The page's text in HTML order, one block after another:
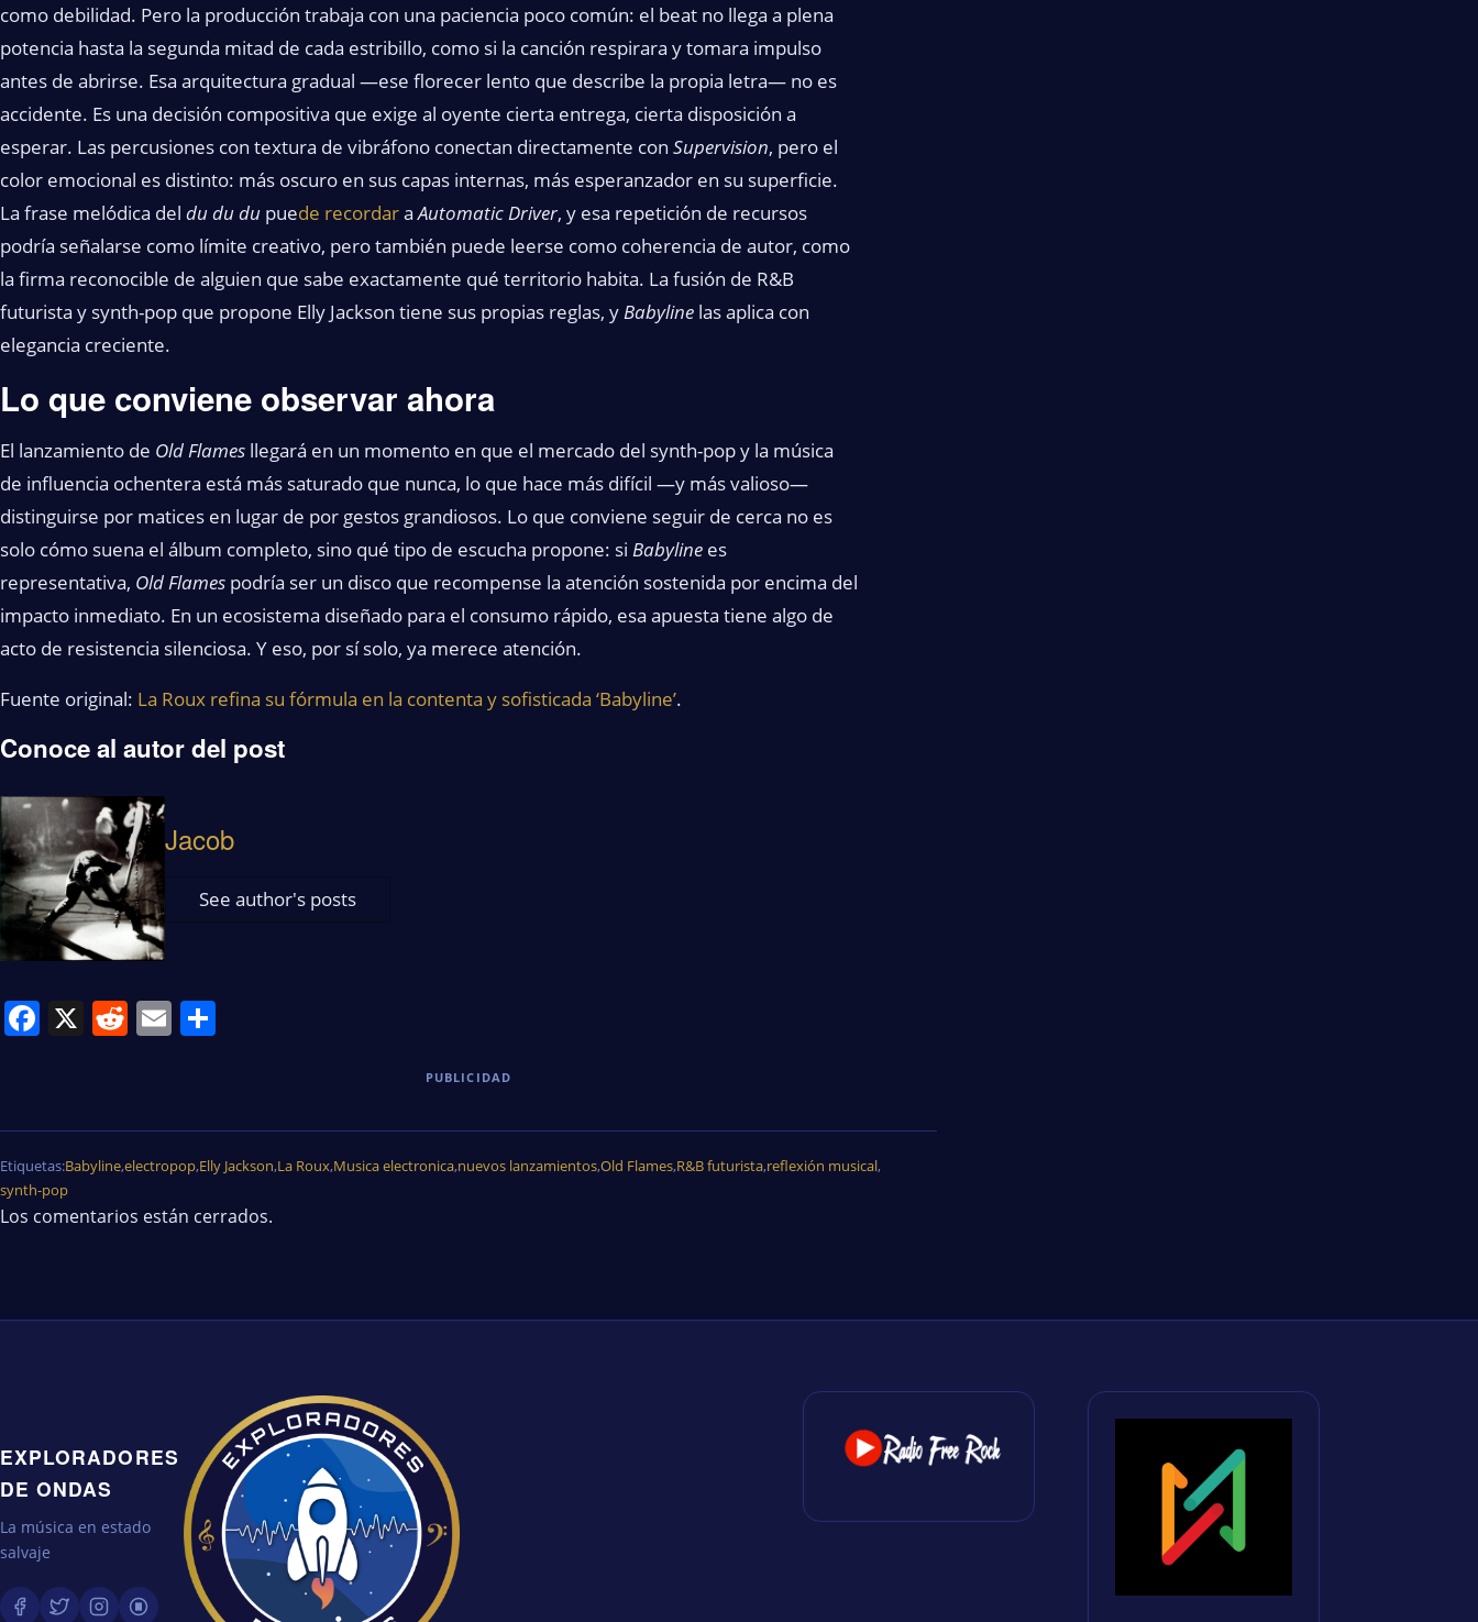
como debilidad. Pero la producción trabaja con una paciencia poco común: el beat no llega a plena
potencia hasta la segunda mitad de cada estribillo, como si la canción respirara y tomara impulso
antes de abrirse. Esa arquitectura gradual —ese florecer lento que describe la propia letra— no es
accidente. Es una decisión compositiva que exige al oyente cierta entrega, cierta disposición a
esperar. Las percusiones con textura de vibráfono conectan directamente con Supervision, pero el
color emocional es distinto: más oscuro en sus capas internas, más esperanzador en su superficie.
La frase melódica del du du du puede recordaraAutomatic Driver, y esa repetición de recursos
podría señalarse como límite creativo, pero también puede leerse como coherencia de autor, como
la firma reconocible de alguien que sabe exactamente qué territorio habita. La fusión de R&B
futurista y synth-pop que propone Elly Jackson tiene sus propias reglas, yBabyline las aplica con
elegancia creciente.
Lo que conviene observar ahora
El lanzamiento de Old Flames llegará en un momento en que el mercado del synth-pop y la música
de influencia ochentera está más saturado que nunca, lo que hace más difícil —y más valioso—
distinguirse por matices en lugar de por gestos grandiosos. Lo que conviene seguir de cerca no es
solo cómo suena el álbum completo, sino qué tipo de escucha propone: si Babyline es
representativa, Old Flames podría ser un disco que recompense la atención sostenida por encima del
impacto inmediato. En un ecosistema diseñado para el consumo rápido, esa apuesta tiene algo de
acto de resistencia silenciosa. Y eso, por sí solo, ya merece atención.
Fuente original: La Roux refina su fórmula en la contenta y sofisticada ‘Babyline’.
Conoce al autor del post
Jacob
See author's posts
Facebook
X Reddit
Email
PUBLICIDAD
Etiquetas:Babyline,electropop,Elly Jackson,La Roux,Musica electronica,nuevos lanzamientos,Old Flames,R&B futurista,reflexión musical,
synth-pop
Los comentarios están cerrados.
EXPLORADORES
DE ONDAS
La música en estado
salvaje